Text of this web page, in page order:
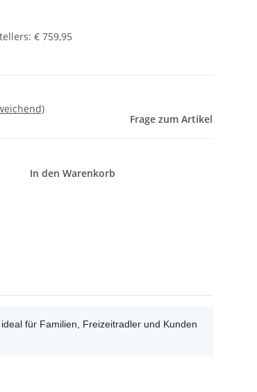
: € 759,95
Frage zum Artikel
In den Warenkorb
für Familien, Freizeitradler und Kunden